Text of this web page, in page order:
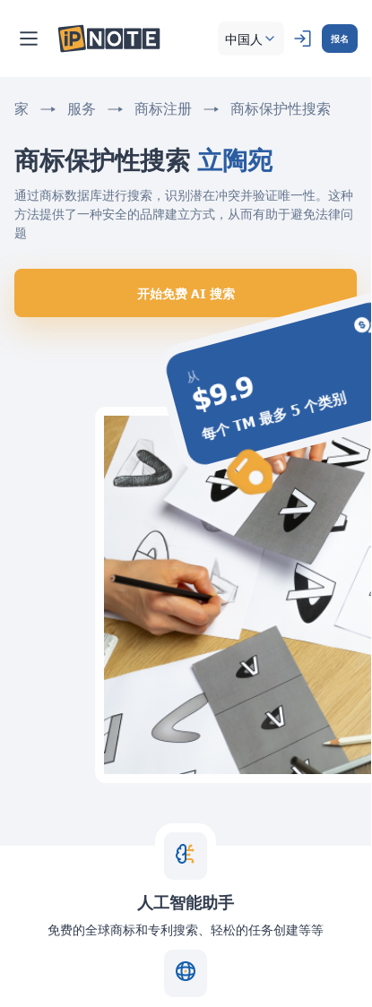
中国人 报名
家 服务 商标注册 商标保护性搜索
商标保护性搜索 立陶宛
从
$9.9
每个 TM 最多 5 个类别
通过商标数据库进行搜索，识别潜在冲突并验证唯一性。这种
方法提供了一种安全的品牌建立方式，从而有助于避免法律问
题
开始免费 AI 搜索
人工智能助手
免费的全球商标和专利搜索、轻松的任务创建等等